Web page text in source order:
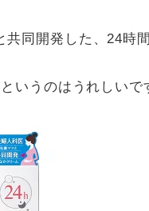
同開発した、24時
いうのはうれしいで